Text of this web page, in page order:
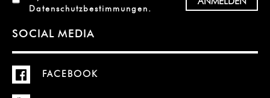
Datenschutzbestimmungen.
SOCIAL MEDIA
FACEBOOK